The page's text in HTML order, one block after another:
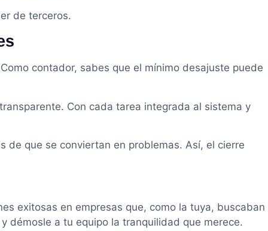
de terceros.
contador, sabes que el mínimo desajuste puede
Con cada tarea integrada al sistema y
que se conviertan en problemas. Así, el cierre
exitosas en empresas que, como la tuya, buscaban
démosle a tu equipo la tranquilidad que merece.